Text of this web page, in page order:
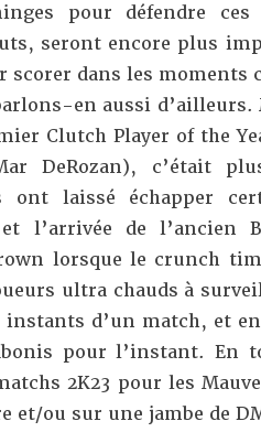
pour défendre
seront encore plus
scorer dans les moments
en aussi d’ailleurs.
Clutch Player of the
DeRozan), c’était
ont laissé échapper
l’arrivée de l’ancien
lorsque le crunch
ultra chauds à
d’un match, et
pour l’instant. En
2K23 pour les
et/ou sur une jambe de